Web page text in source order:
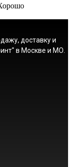
доставку и
в Москве и МО.